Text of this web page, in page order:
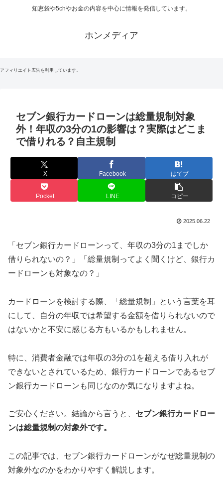
知恵袋や5chやお金の内容を中心に情報を発信しています。
ホンメディア
アフィリエイト広告を利用しています。
セブン銀行カードローンは総量規制対象
外！年収の3分の1の影響は？実際はどこま
で借りれる？自主規制
X Facebook はてブ
Pocket LINE コピー
2025.06.22
「セブン銀行カードローンって、年収の3分の1までしか
借りられないの？」「総量規制ってよく聞くけど、銀行カ
ードローンも対象なの？」
カードローンを検討する際、「総量規制」という言葉を耳
にして、自分の年収では希望する金額を借りられないので
はないかと不安に感じる方もいるかもしれません。
特に、消費者金融では年収の3分の1を超える借り入れが
できないとされているため、銀行カードローンであるセブ
ン銀行カードローンも同じなのか気になりますよね。
ご安心ください。結論から言うと、 セブン銀行カードロー
ンは総量規制の対象外です。
この記事では、セブン銀行カードローンがなぜ総量規制の
対象外なのかをわかりやすく解説します。